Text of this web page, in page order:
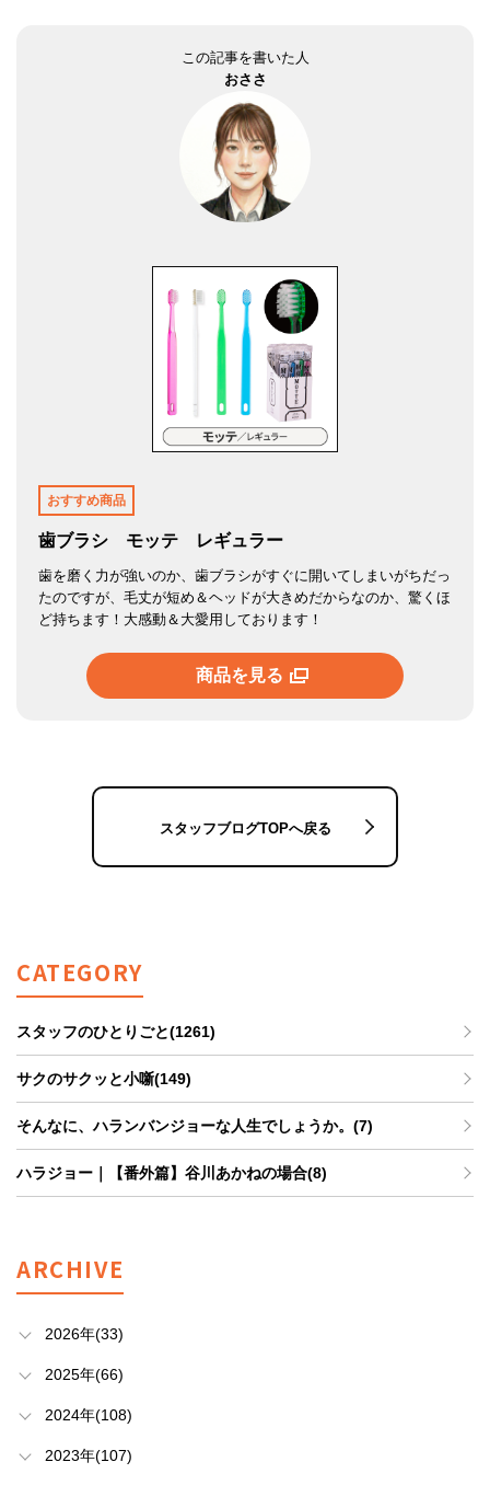
この記事を書いた人
おささ
おすすめ商品
歯ブラシ モッテ レギュラー
歯を磨く力が強いのか、歯ブラシがすぐに開いてしまいがちだっ
たのですが、毛丈が短め＆ヘッドが大きめだからなのか、驚くほ
ど持ちます！大感動＆大愛用しております！
商品を見る
スタッフブログTOPへ戻る
CATEGORY
スタッフのひとりごと(1261)
サクのサクッと小噺(149)
そんなに、ハランバンジョーな人生でしょうか。(7)
ハラジョー｜【番外篇】谷川あかねの場合(8)
ARCHIVE
2026年(33)
2025年(66)
2024年(108)
2023年(107)